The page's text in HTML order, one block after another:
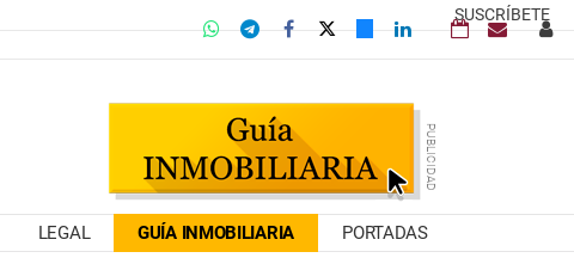
SUSCRÍBETE
LEGAL GUÍA INMOBILIARIA PORTADAS